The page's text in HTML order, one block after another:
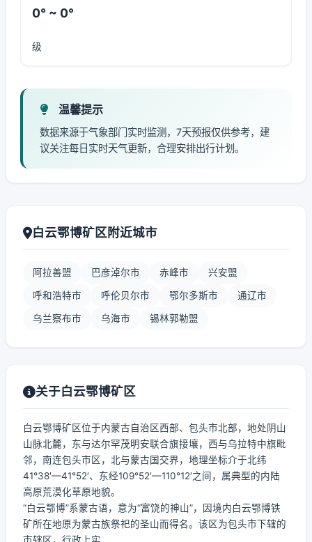
0° ~ 0°
级
温馨提示
数据来源于气象部门实时监测，7天预报仅供参考，建
议关注每日实时天气更新，合理安排出行计划。
白云鄂博矿区附近城市
阿拉善盟 巴彦淖尔市 赤峰市 兴安盟
呼和浩特市 呼伦贝尔市 鄂尔多斯市 通辽市
乌兰察布市 乌海市 锡林郭勒盟
关于白云鄂博矿区
白云鄂博矿区位于内蒙古自治区西部、包头市北部，地处阴山
山脉北麓，东与达尔罕茂明安联合旗接壤，西与乌拉特中旗毗
邻，南连包头市区，北与蒙古国交界，地理坐标介于北纬
41°38′—41°52′、东经109°52′—110°12′之间，属典型的内陆
高原荒漠化草原地貌。
“白云鄂博”系蒙古语，意为“富饶的神山”，因境内白云鄂博铁
矿所在地原为蒙古族祭祀的圣山而得名。该区为包头市下辖的